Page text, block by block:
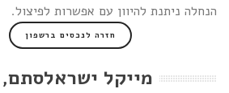
הנחלה ניתנת להיוון עם אפשרות לפיצול.
חזרה לנכסים ברשפון
מייקל